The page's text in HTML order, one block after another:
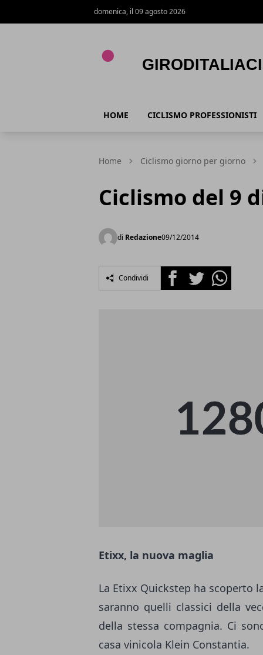
domenica, il 09 agosto 2026
HOME CICLISMO PROFESSIONISTI
Home Ciclismo giorno per giorno
Ciclismo del 9
di Redazione09/12/2014
Condividi FacebookTwitterWhatsapp
Etixx, la nuova maglia
La Etixx Quickstep ha scoperto
saranno quelli classici della
della stessa compagnia. Ci
casa vinicola Klein Constantia.